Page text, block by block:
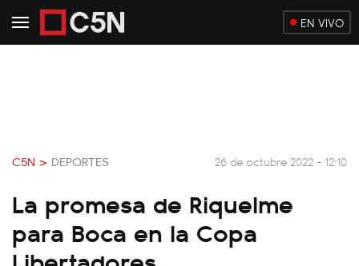
EN VIVO
C5N > DEPORTES 26 de octubre 2022 - 12:10
La promesa de Riquelme
para Boca en la Copa